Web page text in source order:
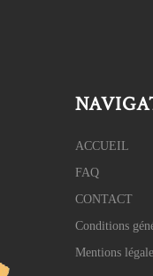
ACCUEIL
FAQ
CONTACT
Conditions
Mentions